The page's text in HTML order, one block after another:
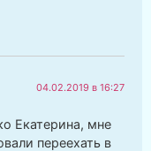
04.02.2019 в 16:27
Екатерина, мне
переехать в